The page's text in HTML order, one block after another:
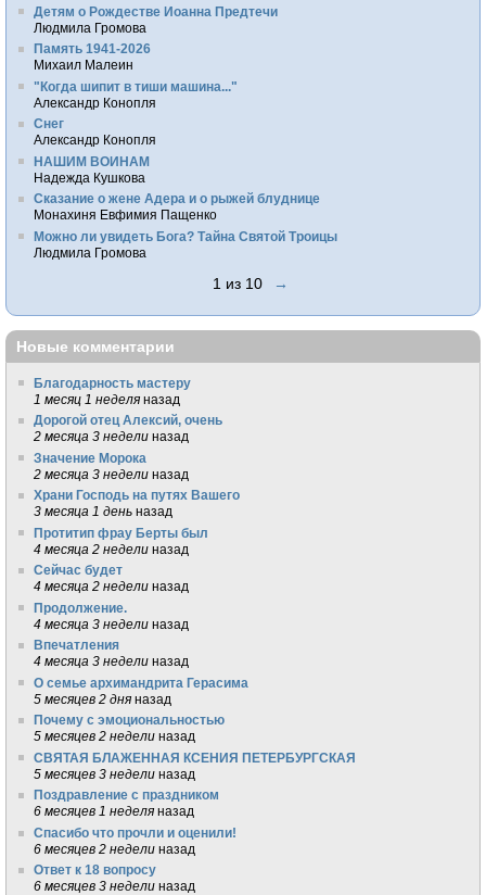
Детям о Рождестве Иоанна Предтечи
Людмила Громова
Память 1941-2026
Михаил Малеин
"Когда шипит в тиши машина..."
Александр Конопля
Снег
Александр Конопля
НАШИМ ВОИНАМ
Надежда Кушкова
Сказание о жене Адера и о рыжей блуднице
Монахиня Евфимия Пащенко
Можно ли увидеть Бога? Тайна Святой Троицы
Людмила Громова
1 из 10 →
Новые комментарии
Благодарность мастеру
1 месяц 1 неделя назад
Дорогой отец Алексий, очень
2 месяца 3 недели назад
Значение Морока
2 месяца 3 недели назад
Храни Господь на путях Вашего
3 месяца 1 день назад
Протитип фрау Берты был
4 месяца 2 недели назад
Сейчас будет
4 месяца 2 недели назад
Продолжение.
4 месяца 3 недели назад
Впечатления
4 месяца 3 недели назад
О семье архимандрита Герасима
5 месяцев 2 дня назад
Почему с эмоциональностью
5 месяцев 2 недели назад
СВЯТАЯ БЛАЖЕННАЯ КСЕНИЯ ПЕТЕРБУРГСКАЯ
5 месяцев 3 недели назад
Поздравление с праздником
6 месяцев 1 неделя назад
Спасибо что прочли и оценили!
6 месяцев 2 недели назад
Ответ к 18 вопросу
6 месяцев 3 недели назад